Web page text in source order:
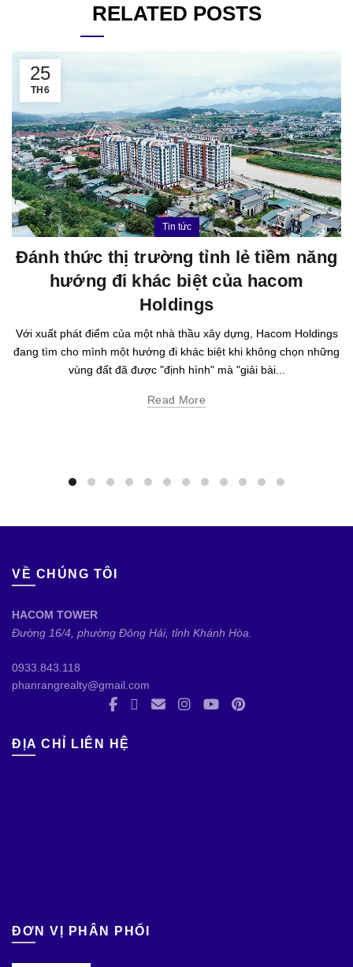
RELATED POSTS
25
TH6
Tin tức
Đánh thức thị trường tỉnh lẻ tiềm năng
hướng đi khác biệt của hacom
Holdings
Với xuất phát điểm của một nhà thầu xây dựng, Hacom Holdings
đang tìm cho mình một hướng đi khác biệt khi không chọn những
vùng đất đã được "định hình" mà "giải bài...
Read More
VỀ CHÚNG TÔI
HACOM TOWER
Đường 16/4, phường Đông Hải, tỉnh Khánh Hòa.
0933.843.118
phanrangrealty@gmail.com
ĐỊA CHỈ LIÊN HỆ
ĐƠN VỊ PHÂN PHỐI